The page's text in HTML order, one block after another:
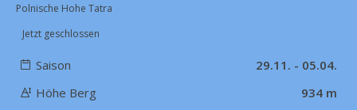
Polnische Hohe Tatra
Jetzt geschlossen
Saison
29.11. - 05.04.
Höhe Berg
934 m